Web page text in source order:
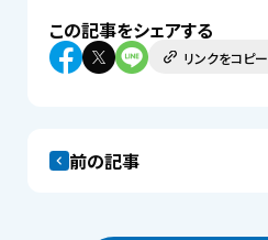
この記事をシェアする
リンクをコピー
前の記事